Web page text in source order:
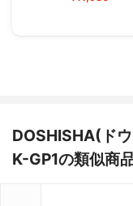
DOSHISHA(ド
K-GP1の類似商